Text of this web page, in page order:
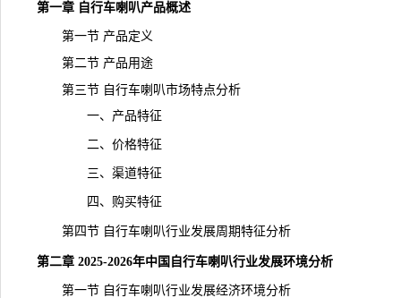
第一章 自行车喇叭产品概述
第一节 产品定义
第二节 产品用途
第三节 自行车喇叭市场特点分析
一、产品特征
二、价格特征
三、渠道特征
四、购买特征
第四节 自行车喇叭行业发展周期特征分析
第二章 2025-2026年中国自行车喇叭行业发展环境分析
第一节 自行车喇叭行业发展经济环境分析